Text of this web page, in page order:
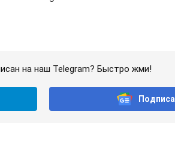
на наш Telegram? Быстро жми!